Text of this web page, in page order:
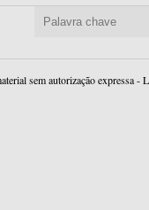
sem autorização expressa -